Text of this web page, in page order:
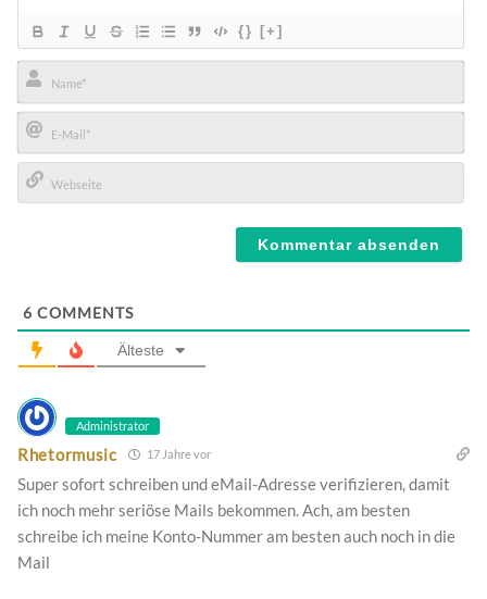
{} [+]
Name*
E-
Mail*
6 COMMENTS
Älteste
Administrator
Rhetormusic 17 Jahre vor
Super sofort schreiben und eMail-Adresse verifizieren, damit
ich noch mehr seriöse Mails bekommen. Ach, am besten
schreibe ich meine Konto-Nummer am besten auch noch in die
Mail